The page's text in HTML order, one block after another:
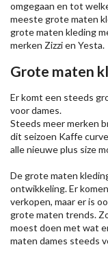
omgegaan en tot
meeste grote maten
grote maten kleding
merken Zizzien Yesta.
Grote maten
Er komt een steeds
voor dames.
Steeds meer merken
dit seizoen Kaffe
alle nieuweplus size
De grote maten
ontwikkeling. Er
verkopen, maar er is
grote maten trends.
moest doen met wat
maten dames steeds